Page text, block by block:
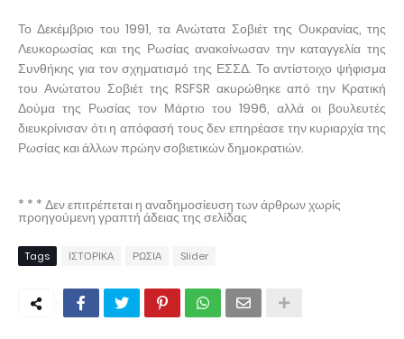
Το Δεκέμβριο του 1991, τα Ανώτατα Σοβιέτ της Ουκρανίας, της
Λευκορωσίας και της Ρωσίας ανακοίνωσαν την καταγγελία της
Συνθήκης για τον σχηματισμό της ΕΣΣΔ. Το αντίστοιχο ψήφισμα
του Ανώτατου Σοβιέτ της RSFSR ακυρώθηκε από την Κρατική
Δούμα της Ρωσίας τον Μάρτιο του 1996, αλλά οι βουλευτές
διευκρίνισαν ότι η απόφασή τους δεν επηρέασε την κυριαρχία της
Ρωσίας και άλλων πρώην σοβιετικών δημοκρατιών.
* * * Δεν επιτρέπεται η αναδημοσίευση των άρθρων χωρίς
προηγούμενη γραπτή άδειας της σελίδας
Tags ΙΣΤΟΡΙΚΑ ΡΩΣΙΑ Slider